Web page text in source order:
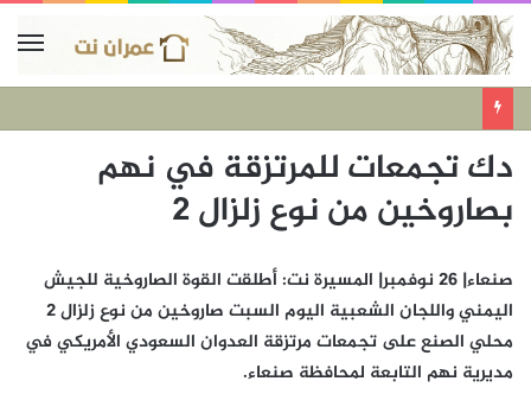
دك تجمعات للمرتزقة في نهم
بصاروخين من نوع زلزال 2
صنعاء| 26 نوفمبر| المسيرة نت: أطلقت القوة الصاروخية للجيش
اليمني واللجان الشعبية اليوم السبت صاروخين من نوع زلزال 2
محلي الصنع على تجمعات مرتزقة العدوان السعودي الأمريكي في
مديرية نهم التابعة لمحافظة صنعاء.